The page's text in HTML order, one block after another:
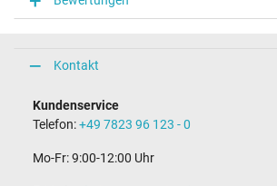
Kontakt
Kundenservice
Telefon:+49 7823 96 123 - 0
Mo-Fr: 9:00-12:00 Uhr